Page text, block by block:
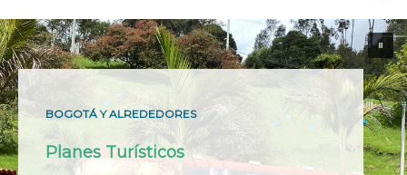
BOGOTÁ Y ALREDEDORES
Planes Turísticos